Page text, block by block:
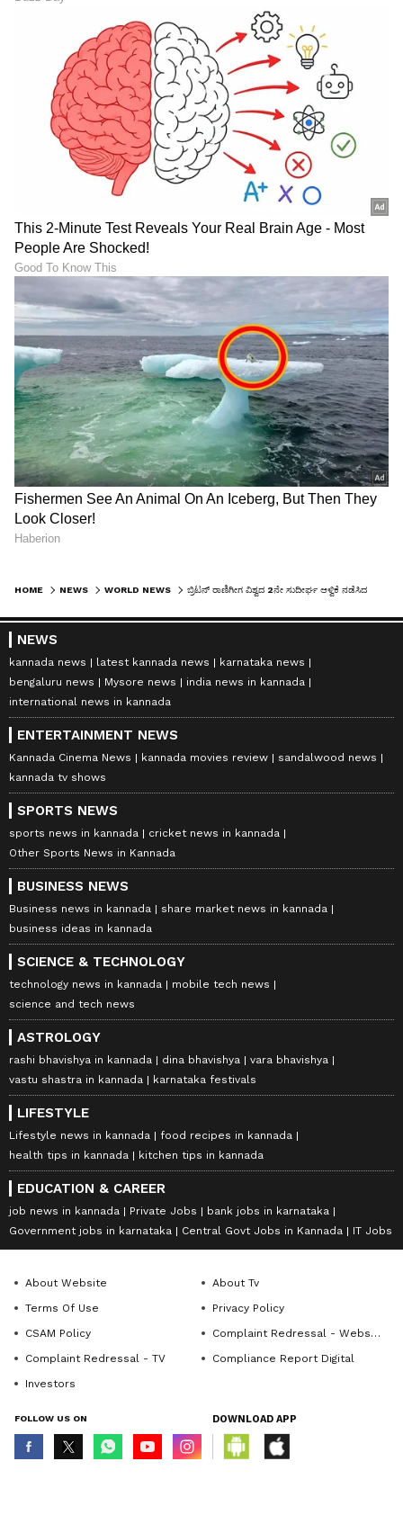
HOME NEWS WORLD NEWS
NEWS
kannada news latest kannada news
karnataka news
bengaluru news
Mysore news
india news in kannada
international news in kannada
ENTERTAINMENT NEWS
Kannada Cinema News kannada movies review
sandalwood news
kannada tv shows
SPORTS NEWS
sports news in kannada
cricket news in kannada
Other Sports News in Kannada
BUSINESS NEWS
Business news in kannada
share market news in kannada
business ideas in kannada
SCIENCE & TECHNOLOGY
technology news in kannada
mobile tech news
science and tech news
ASTROLOGY
rashi bhavishya in kannada dina bhavishya
vara bhavishya
vastu shastra in kannada
karnataka festivals
LIFESTYLE
Lifestyle news in kannada
food recipes in kannada
health tips in kannada
kitchen tips in kannada
EDUCATION & CAREER
job news in kannada Private Jobs
bank jobs in karnataka
Government jobs in karnataka
Central Govt Jobs in Kannada IT Jobs
About Website
About Tv
Terms Of Use
Privacy Policy
CSAM Policy
Complaint Redressal - Website
Complaint Redressal - TV
Compliance Report Digital
Investors
FOLLOW US ON DOWNLOAD APP